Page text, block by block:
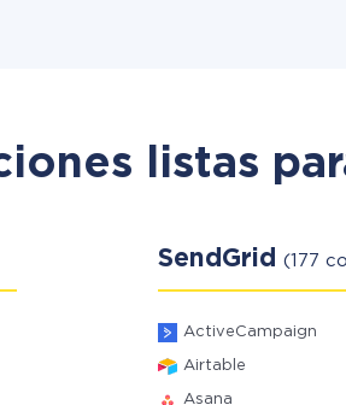
listas
SendGrid (177
ActiveCampaign
Airtable
Asana